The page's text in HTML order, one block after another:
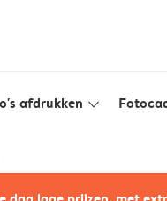
afdrukken slim_arrow_down